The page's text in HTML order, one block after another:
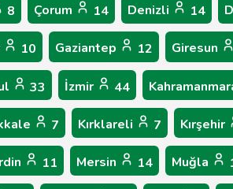
8 Çorum 14 Denizli 14
10 Gaziantep 12 Giresun
33 İzmir 44
7 Kırklareli 7 Kırşehir
11 Mersin 14 Muğla